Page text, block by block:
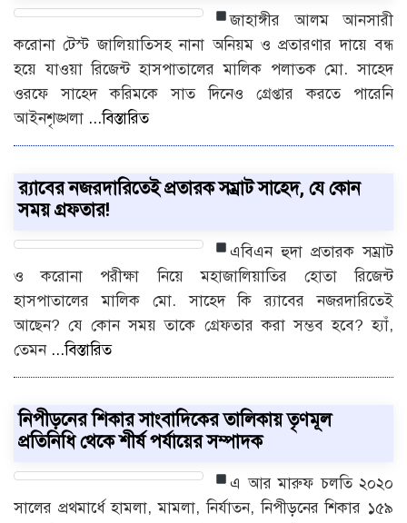
জাহাঙ্গীর আলম আনসারী
করোনা টেস্ট জালিয়াতিসহ নানা অনিয়ম ও প্রতারণার দায়ে বন্ধ
হয়ে যাওয়া রিজেন্ট হাসপাতালের মালিক পলাতক মো. সাহেদ
ওরফে সাহেদ করিমকে সাত দিনেও গ্রেপ্তার করতে পারেনি
আইনশৃঙ্খলা ...বিস্তারিত
র‌্যাবের নজরদারিতেই প্রতারক সম্রাট সাহেদ, যে কোন
সময় গ্রফতার!
এবিএন হুদা প্রতারক সম্রাট
ও করোনা পরীক্ষা নিয়ে মহাজালিয়াতির হোতা রিজেন্ট
হাসপাতালের মালিক মো. সাহেদ কি র‌্যাবের নজরদারিতেই
আছেন? যে কোন সময় তাকে গ্রেফতার করা সম্ভব হবে? হ্যাঁ,
তেমন ...বিস্তারিত
নিপীড়নের শিকার সাংবাদিকের তালিকায় তৃণমূল
প্রতিনিধি থেকে শীর্ষ পর্যায়ের সম্পাদক
এ আর মারুফচলতি ২০২০
সালের প্রথমার্ধে হামলা, মামলা, নির্যাতন, নিপীড়নের শিকার ১৫৯